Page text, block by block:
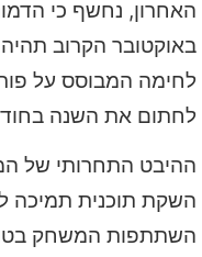
האחרון, נחשף כי
באוקטובר הקרוב תהיה
לחתום את השנה
ההיבט התחרותי של
השקת תוכנית תמיכה
השתתפות המשחק